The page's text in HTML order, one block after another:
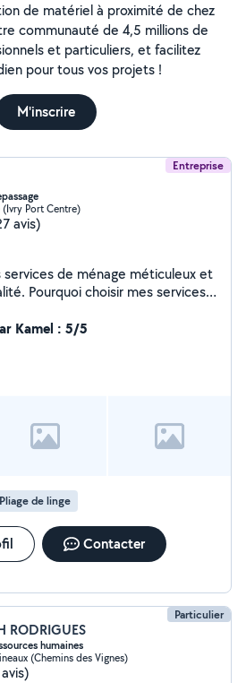
de matériel à proximité de chez
communauté de 4,5 millions de
et particuliers, et facilitez
pour tous vos projets !
M'inscrire
Entreprise
(Ivry Port Centre)
avis)
de ménage méticuleux et
Pourquoi choisir mes services ?
ménage et repassage.
à vos besoins. Fiabilité :
garantie d'un service de
pour votre entière satisfaction.
pour discuter de la
votre domicile plus propre
avec vous !
Kamel : 5/5
Pliage de linge
Contacter
Particulier
RODRIGUES
humaines
(Chemins des Vignes)